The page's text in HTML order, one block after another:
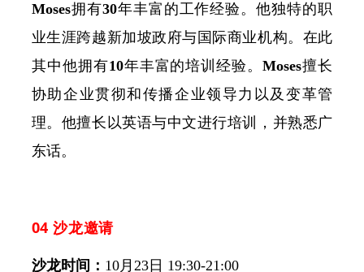
Moses拥有30年丰富的工作经验。他独特的职
业生涯跨越新加坡政府与国际商业机构。在此
其中他拥有10年丰富的培训经验。Moses擅长
协助企业贯彻和传播企业领导力以及变革管
理。他擅长以英语与中文进行培训，并熟悉广
东话。
04 沙龙邀请
沙龙时间： 10月23日 19:30-21:00